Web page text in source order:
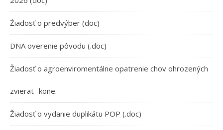
Źiadosť o predvýber (doc)
DNA overenie pôvodu (.doc)
Žiadosť o agroenviromentálne opatrenie chov ohrozených
zvierat -kone.
Žiadosť o vydanie duplikátu POP (.doc)